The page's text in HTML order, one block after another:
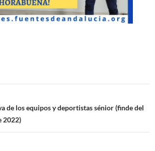
de los equipos y deportistas sénior (finde del
2022)